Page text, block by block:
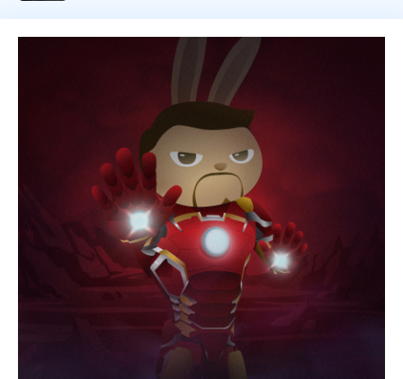
Jun 石康鈞). Limited to 8 unique pieces, they
since his childhood. The Artist expressed his
memories through BRAT, the bunny who
morphed into different characters in various